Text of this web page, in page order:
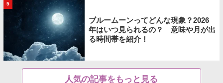
5
ブルームーンってどんな現象？2026
年はいつ見られるの？ 意味や月が出
る時間帯を紹介！
人気の記事をもっと見る